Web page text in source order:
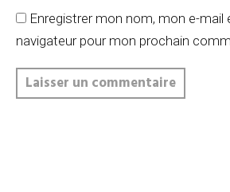
Enregistrer mon nom, mon e-mail
navigateur pour mon prochain